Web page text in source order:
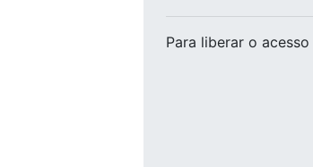
Para liberar o acesso